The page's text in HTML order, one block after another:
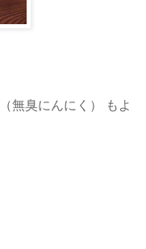
無臭にんにく） もよ